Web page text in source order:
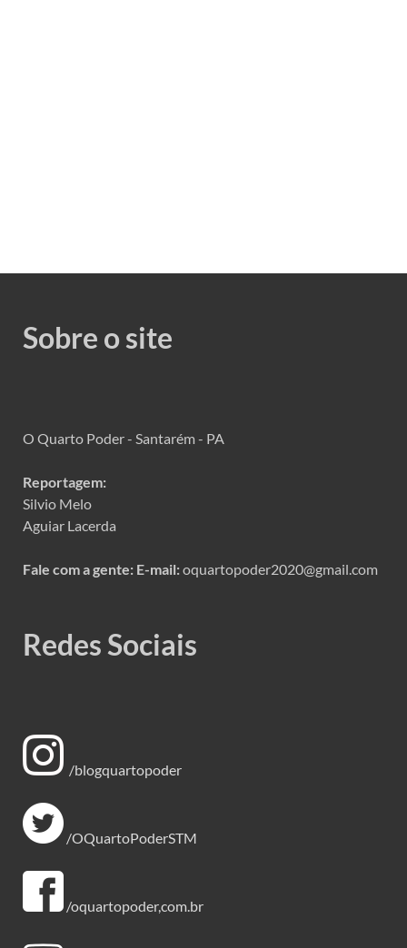
Sobre o site
O Quarto Poder - Santarém - PA
Reportagem:
Silvio Melo
Aguiar Lacerda
Fale com a gente: E-mail:oquartopoder2020@gmail.com
Redes Sociais
/blogquartopoder
/OQuartoPoderSTM
/oquartopoder,com.br